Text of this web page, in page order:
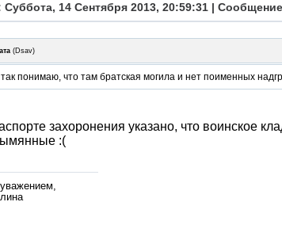
Суббота, 14 Сентября 2013, 20:59:31 |
(Dsav)
понимаю, что там братская могила и нет поименных
захоронения указано, что воинское
:(